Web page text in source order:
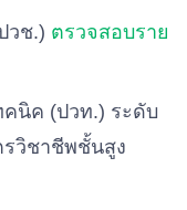
วช.) ตรวจสอบราย
นิค (ปวท.) ระดับ
วิชาชีพชั้นสูง